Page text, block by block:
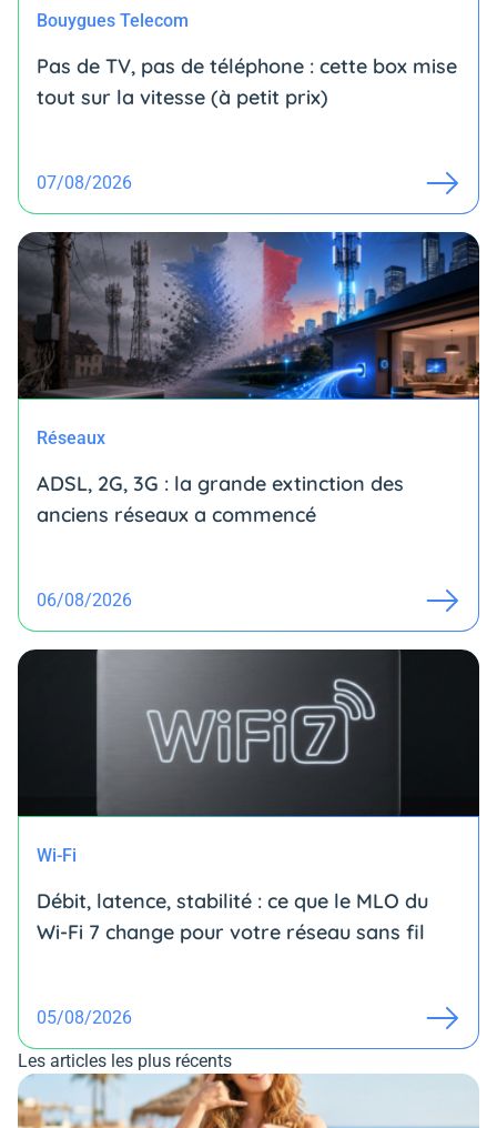
Bouygues Telecom
Pas de TV, pas de téléphone : cette box mise
tout sur la vitesse (à petit prix)
07/08/2026
Réseaux
ADSL, 2G, 3G : la grande extinction des
anciens réseaux a commencé
06/08/2026
Wi-Fi
Débit, latence, stabilité : ce que le MLO du
Wi-Fi 7 change pour votre réseau sans fil
05/08/2026
Les articles les plus récents